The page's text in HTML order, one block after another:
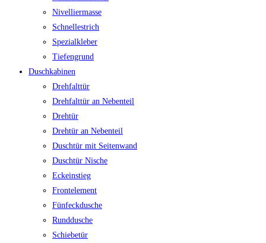
Nivelliermasse
Schnellestrich
Spezialkleber
Tiefengrund
Duschkabinen
Drehfalttür
Drehfalttür an Nebenteil
Drehtür
Drehtür an Nebenteil
Duschtür mit Seitenwand
Duschtür Nische
Eckeinstieg
Frontelement
Fünfeckdusche
Runddusche
Schiebetür